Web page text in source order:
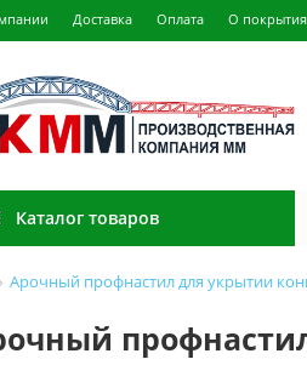
Доставка Оплата О
Каталог товаров
Арочный профнастил для укрытии